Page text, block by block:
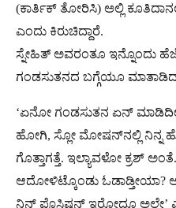
(ಕಾರ್ತಿಕ್ ತೋರಿಸಿ) ಅಲ್ಲಿ
ಎಂದು ಕಿರುಚಿದ್ದಾರೆ.
ಸ್ನೇಹಿತ್ ಅವರಂತೂ ಇನ್ನೊಂದು
ಗಂಡಸುತನದ ಬಗ್ಗೆಯೂ
‘ಏನೋ ಗಂಡಸುತನ ಏನ್
ಹೋಗಿ, ಸ್ಲೋ ಮೋಷನ್‌ನಲ್ಲಿ ನಿನ್ನ
ಗೊತ್ತಾಗತ್ತೆ. ಇಲ್ಯಾವಳೋ ಕ್ರಶ್
ಆದೋಳಿಟ್ಕೊಂಡು ಓಡಾಡ್ತೀಯಾ?
ನಿನ್ ಪೊಸಿಷನ್ ಇರೋದೂ ಅಲ್ಲೇ’